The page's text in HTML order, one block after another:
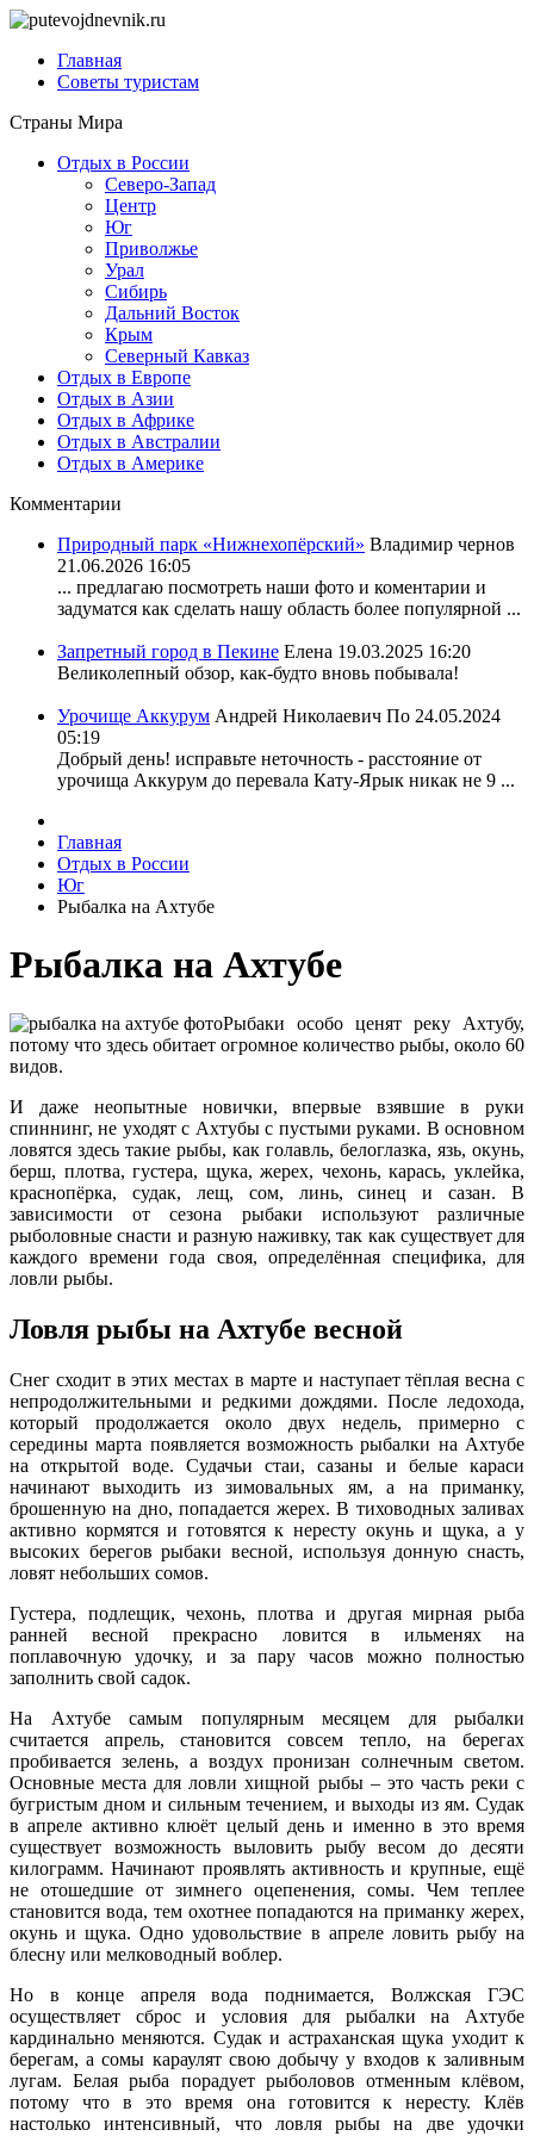
Главная
Советы туристам
Страны Мира
Отдых в России
Северо-Запад
Центр
Юг
Приволжье
Урал
Сибирь
Дальний Восток
Крым
Северный Кавказ
Отдых в Европе
Отдых в Азии
Отдых в Африке
Отдых в Австралии
Отдых в Америке
Комментарии
Природный парк «Нижнехопёрский» Владимир чернов
21.06.2026 16:05
... предлагаю посмотреть наши фото и коментарии и
задуматся как сделать нашу область более популярной ...
Запретный город в Пекине Елена 19.03.2025 16:20
Великолепный обзор, как-будто вновь побывала!
Урочище Аккурум Андрей Николаевич По 24.05.2024
05:19
Добрый день! исправьте неточность - расстояние от
урочища Аккурум до перевала Кату-Ярык никак не 9 ...
Главная
Отдых в России
Юг
Рыбалка на Ахтубе
Рыбалка на Ахтубе
Рыбаки особо ценят реку Ахтубу,
потому что здесь обитает огромное количество рыбы, около 60
видов.
И даже неопытные новички, впервые взявшие в руки
спиннинг, не уходят с Ахтубы с пустыми руками. В основном
ловятся здесь такие рыбы, как голавль, белоглазка, язь, окунь,
берш, плотва, густера, щука, жерех, чехонь, карась, уклейка,
краснопёрка, судак, лещ, сом, линь, синец и сазан. В
зависимости от сезона рыбаки используют различные
рыболовные снасти и разную наживку, так как существует для
каждого времени года своя, определённая специфика, для
ловли рыбы.
Ловля рыбы на Ахтубе весной
Снег сходит в этих местах в марте и наступает тёплая весна с
непродолжительными и редкими дождями. После ледохода,
который продолжается около двух недель, примерно с
середины марта появляется возможность рыбалки на Ахтубе
на открытой воде. Судачьи стаи, сазаны и белые караси
начинают выходить из зимовальных ям, а на приманку,
брошенную на дно, попадается жерех. В тиховодных заливах
активно кормятся и готовятся к нересту окунь и щука, а у
высоких берегов рыбаки весной, используя донную снасть,
ловят небольших сомов.
Густера, подлещик, чехонь, плотва и другая мирная рыба
ранней весной прекрасно ловится в ильменях на
поплавочную удочку, и за пару часов можно полностью
заполнить свой садок.
На Ахтубе самым популярным месяцем для рыбалки
считается апрель, становится совсем тепло, на берегах
пробивается зелень, а воздух пронизан солнечным светом.
Основные места для ловли хищной рыбы ‒ это часть реки с
бугристым дном и сильным течением, и выходы из ям. Судак
в апреле активно клюёт целый день и именно в это время
существует возможность выловить рыбу весом до десяти
килограмм. Начинают проявлять активность и крупные, ещё
не отошедшие от зимнего оцепенения, сомы. Чем теплее
становится вода, тем охотнее попадаются на приманку жерех,
окунь и щука. Одно удовольствие в апреле ловить рыбу на
блесну или мелководный воблер.
Но в конце апреля вода поднимается, Волжская ГЭС
осуществляет сброс и условия для рыбалки на Ахтубе
кардинально меняются. Судак и астраханская щука уходит к
берегам, а сомы караулят свою добычу у входов к заливным
лугам. Белая рыба порадует рыболовов отменным клёвом,
потому что в это время она готовится к нересту. Клёв
настолько интенсивный, что ловля рыбы на две удочки